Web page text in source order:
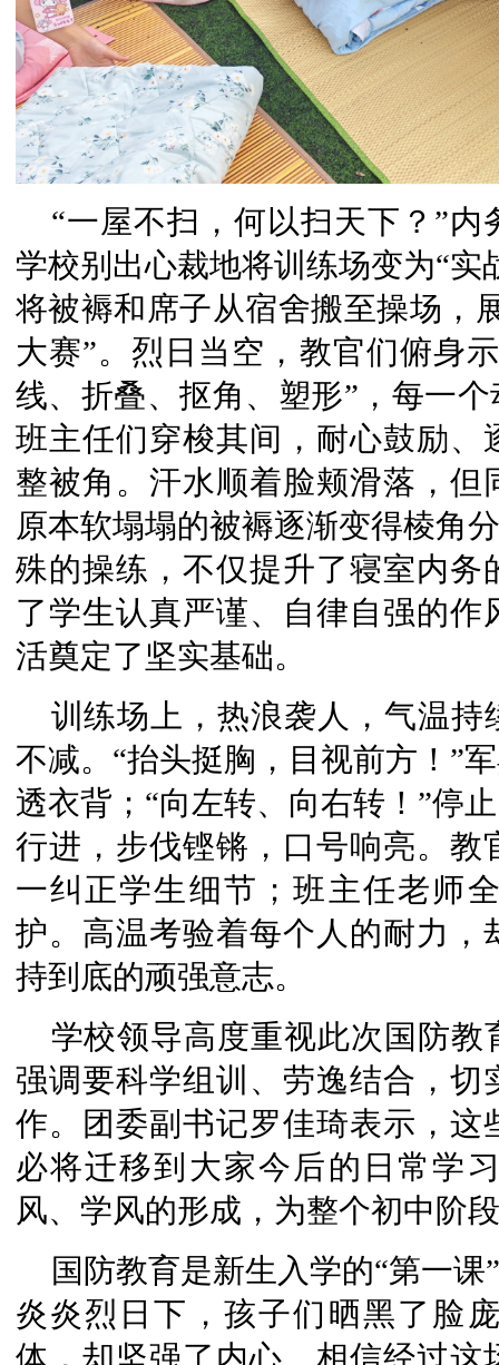
“一屋不扫，何以扫天下？”
学校别出心裁地将训练场变为“
将被褥和席子从宿舍搬至操场，
大赛”。烈日当空，教官们俯身
线、折叠、抠角、塑形”，每一
班主任们穿梭其间，耐心鼓励
整被角。汗水顺着脸颊滑落，
原本软塌塌的被褥逐渐变得棱角
殊的操练，不仅提升了寝室内
了学生认真严谨、自律自强的
活奠定了坚实基础。
训练场上，热浪袭人，气温
不减。“抬头挺胸，目视前方！”
透衣背；“向左转、向右转！”停
行进，步伐铿锵，口号响亮。
一纠正学生细节；班主任老师
护。高温考验着每个人的耐力
持到底的顽强意志。
学校领导高度重视此次国防
强调要科学组训、劳逸结合，
作。团委副书记罗佳琦表示，
必将迁移到大家今后的日常学
风、学风的形成，为整个初中阶
国防教育是新生入学的“第一
炎炎烈日下，孩子们晒黑了脸
体，却坚强了内心。相信经过